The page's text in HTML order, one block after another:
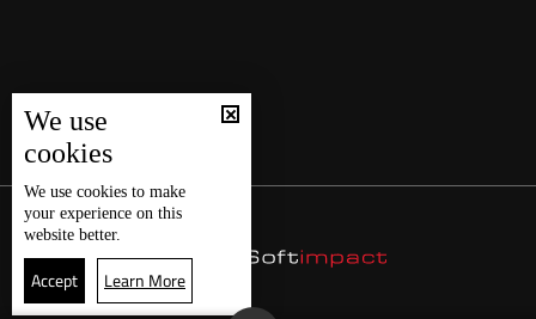
We use
cookies
We use cookies to make
your experience on this
website better.
Accept Learn More